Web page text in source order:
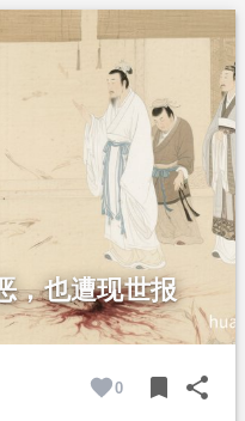
，也遭现世报
0 bookmark share